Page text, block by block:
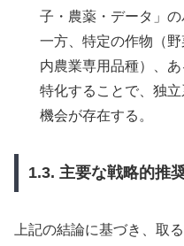
子・農薬・データ」
一方、特定の作物（
内農業専用品種）、
特化することで、独
機会が存在する。
1.3. 主要な戦略的推
上記の結論に基づき、取